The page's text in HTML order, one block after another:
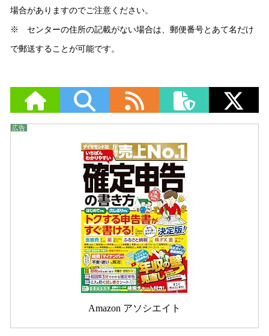
場合がありますのでご注意ください。
※ センターの住所の記載がない場合は、郵便番号とあて名だけ
で郵送することが可能です。
Amazon アソシエイト